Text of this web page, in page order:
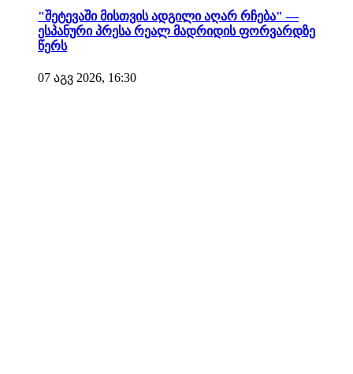
"შეტევაში მისთვის ადგილი აღარ რჩება" —
ესპანური პრესა რეალ მადრიდის ფორვარდზე
წერს
07 აგვ 2026, 16:30